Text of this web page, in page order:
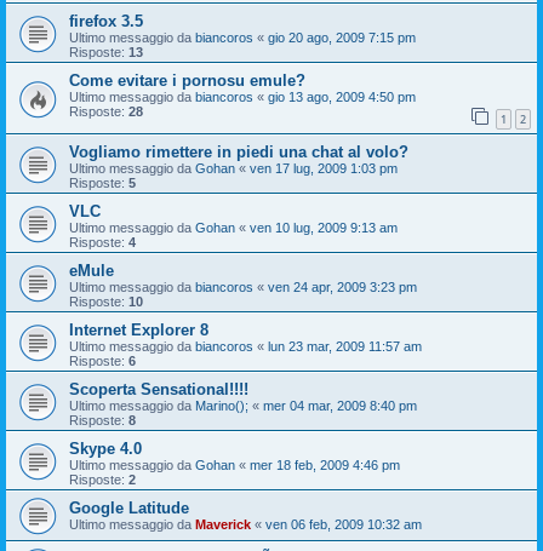
firefox 3.5
Ultimo messaggio da biancoros « gio 20 ago, 2009 7:15 pm
Risposte: 13
Come evitare i pornosu emule?
Ultimo messaggio da biancoros « gio 13 ago, 2009 4:50 pm
Risposte: 28 1 2
Vogliamo rimettere in piedi una chat al volo?
Ultimo messaggio da Gohan « ven 17 lug, 2009 1:03 pm
Risposte: 5
VLC
Ultimo messaggio da Gohan « ven 10 lug, 2009 9:13 am
Risposte: 4
eMule
Ultimo messaggio da biancoros « ven 24 apr, 2009 3:23 pm
Risposte: 10
Internet Explorer 8
Ultimo messaggio da biancoros « lun 23 mar, 2009 11:57 am
Risposte: 6
Scoperta Sensational!!!!
Ultimo messaggio da Marino(); « mer 04 mar, 2009 8:40 pm
Risposte: 8
Skype 4.0
Ultimo messaggio da Gohan « mer 18 feb, 2009 4:46 pm
Risposte: 2
Google Latitude
Ultimo messaggio da Maverick « ven 06 feb, 2009 10:32 am